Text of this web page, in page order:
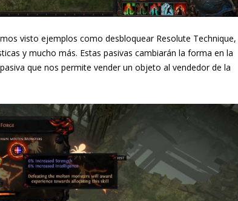
visto ejemplos como desbloquear Resolute Technique,
y mucho más. Estas pasivas cambiarán la forma en la
que nos permite vender un objeto al vendedor de la